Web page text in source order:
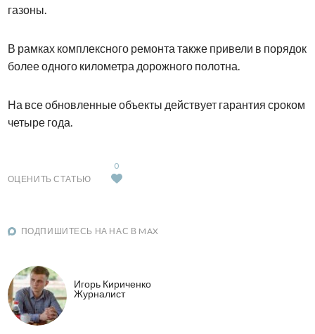
газоны.
В рамках комплексного ремонта также привели в порядок
более одного километра дорожного полотна.
На все обновленные объекты действует гарантия сроком
четыре года.
ОЦЕНИТЬ СТАТЬЮ
0
ПОДПИШИТЕСЬ НА НАС В MAX
Игорь Кириченко
Журналист